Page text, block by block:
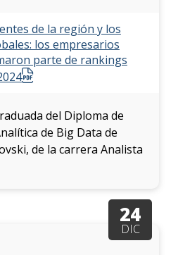
de la región y los
los empresarios
parte de rankings
del Diploma de
de Big Data de
de la carrera Analista
24
DIC